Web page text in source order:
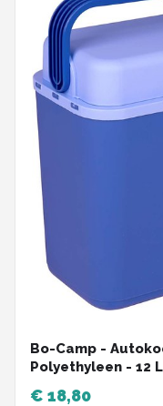
Bo-Camp -
Polyethyleen - 12
€ 18,80